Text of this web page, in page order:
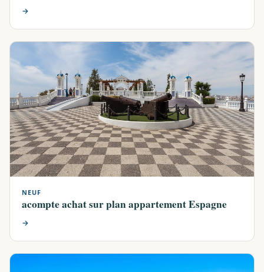
→
NEUF
acompte achat sur plan appartement Espagne
→